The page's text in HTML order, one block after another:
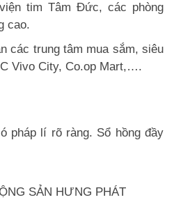
tim Tâm Đức, các phòng
cao.
các trung tâm mua sắm, siêu
Vivo City, Co.op Mart,….
pháp lí rõ ràng. Sổ hồng đầy
SẢN HƯNG PHÁT